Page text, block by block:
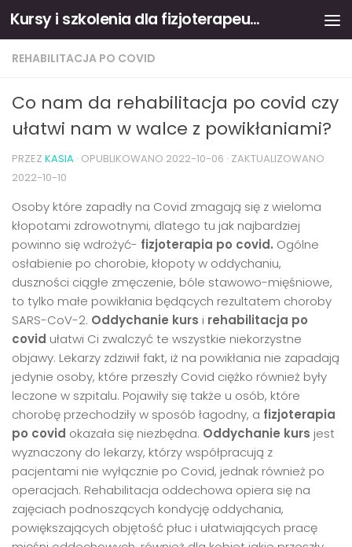
Skip to content Kursy i szkolenia dla fizjoterapeutów
REHABILITACJA PO COVID
Co nam da rehabilitacja po covid czy
ułatwi nam w walce z powikłaniami?
PRZEZ KASIA · OPUBLIKOWANO 2022-10-06 · ZAKTUALIZOWANO
2022-10-10
Osoby które zapadły na Covid zmagają się z wieloma
kłopotami zdrowotnymi, dlatego tu jak najbardziej
powinno się wdrożyć- fizjoterapia po covid. Ogólne
osłabienie po chorobie, kłopoty w oddychaniu,
duszności ciągłe zmęczenie, bóle stawowo-mięśniowe,
to tylko małe powikłania będących rezultatem choroby
SARS-CoV-2. Oddychanie kurs i rehabilitacja po
covid ułatwi Ci zwalczyć te wszystkie niekorzystne
objawy. Lekarzy zdziwił fakt, iż na powikłania nie zapadają
jedynie osoby, które przeszły Covid ciężko również były
leczone w szpitalu. Pojawiły się także u osób, które
chorobę przechodziły w sposób łagodny, a fizjoterapia
po covid okazała się niezbędna. Oddychanie kurs jest
wyznaczony do lekarzy, którzy współpracują z
pacjentami nie wyłącznie po Covid, jednak również po
operacjach. Rehabilitacja oddechowa opiera się na
zajęciach podnoszących kondycję oddychania,
powiększających objętość płuc i ułatwiających pracę